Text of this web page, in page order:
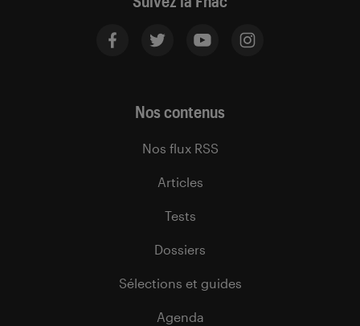
Nos contenus
Nos flux RSS
Articles
Tests
Dossiers
Sélections et guides
Agenda